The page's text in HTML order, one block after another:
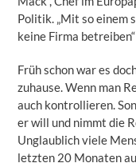
Politik. „Mit so einem
keine Firma
Früh schon war es
zuhause. Wenn man
auch kontrollieren.
er will und nimmt die
Unglaublich viele
letzten 20 Monaten